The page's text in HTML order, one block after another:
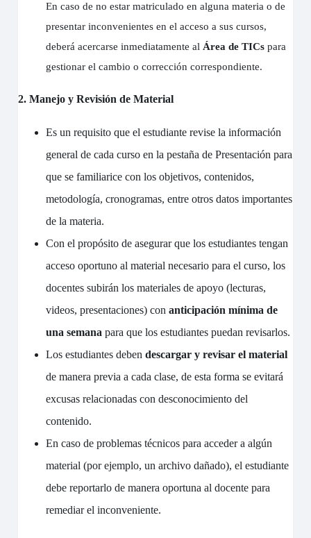
En caso de no estar matriculado en alguna materia o de
presentar inconvenientes en el acceso a sus cursos,
deberá acercarse inmediatamente al Área de TICs para
gestionar el cambio o corrección correspondiente.
2. Manejo y Revisión de Material
Es un requisito que el estudiante revise la información
general de cada curso en la pestaña de Presentación para
que se familiarice con los objetivos, contenidos,
metodología, cronogramas, entre otros datos importantes
de la materia.
Con el propósito de asegurar que los estudiantes tengan
acceso oportuno al material necesario para el curso, los
docentes subirán los materiales de apoyo (lecturas,
videos, presentaciones) conanticipación mínima de
una semana para que los estudiantes puedan revisarlos.
Los estudiantes debendescargar y revisar el material
de manera previa a cada clase, de esta forma se evitará
excusas relacionadas con desconocimiento del
contenido.
En caso de problemas técnicos para acceder a algún
material (por ejemplo, un archivo dañado), el estudiante
debe reportarlo de manera oportuna al docente para
remediar el inconveniente.